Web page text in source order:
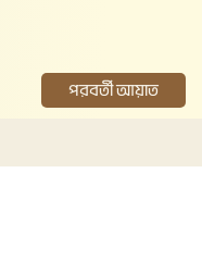
পরবর্তী আয়াত